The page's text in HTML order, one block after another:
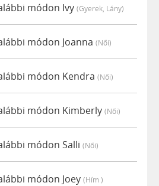
módon Ivy (gyerek, Lány)
módon Joanna (női)
módon Kendra (női)
módon Kimberly (női)
módon Salli (női)
módon Joey (hím )